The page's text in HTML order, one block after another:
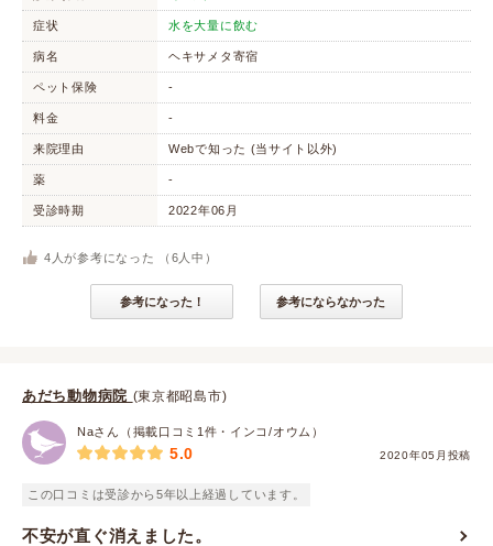
症状 水を大量に飲む
病名 ヘキサメタ寄宿
ペット保険 -
料金 -
来院理由 Webで知った (当サイト以外)
薬 -
受診時期 2022年06月
4 人が参考になった （ 6 人中）
参考になった！ 参考にならなかった
あだち動物病院 (東京都昭島市)
Naさん（掲載口コミ1件・インコ/オウム）
2020年05月投稿
5.0
この口コミは受診から5年以上経過しています。
不安が直ぐ消えました。